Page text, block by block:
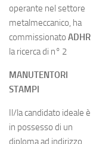
operante nel settore
metalmeccanico, ha
commissionato ADHR
la ricerca di n° 2
MANUTENTORI
STAMPI
Il/la candidato ideale è
in possesso di un
diploma ad indirizzo